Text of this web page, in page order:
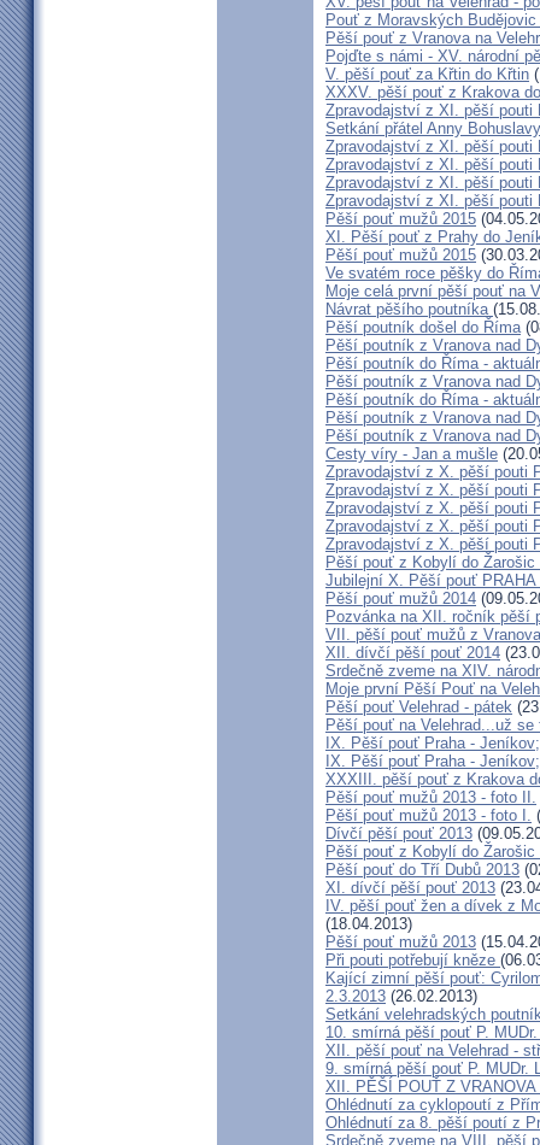
Pouť z Moravských
Pěší pouť z Vranova na
Pojďte s námi - XV. národní
V. pěší pouť za Křtin do Křtin
XXXV. pěší pouť z Krakova
Zpravodajství z XI. pěší pouti
Setkání přátel Anny
Zpravodajství z XI. pěší pouti
Zpravodajství z XI. pěší pouti
Zpravodajství z XI. pěší pouti
Zpravodajství z XI. pěší pouti
Pěší pouť mužů 2015
XI. Pěší pouť z Prahy do
Pěší pouť mužů 2015
Ve svatém roce pěšky do
Moje celá první pěší pouť na
Návrat pěšího poutníka
Pěší poutník došel do Říma
Pěší poutník z Vranova nad
Pěší poutník do Říma -
Pěší poutník z Vranova nad
Pěší poutník do Říma -
Pěší poutník z Vranova nad
Pěší poutník z Vranova nad
Cesty víry - Jan a mušle
Zpravodajství z X. pěší pouti
Zpravodajství z X. pěší pouti
Zpravodajství z X. pěší pouti
Zpravodajství z X. pěší pouti
Zpravodajství z X. pěší pouti
Pěší pouť z Kobylí do Žarošic
Jubilejní X. Pěší pouť PRAHA
Pěší pouť mužů 2014
Pozvánka na XII. ročník pěší
VII. pěší pouť mužů z
XII. dívčí pěší pouť 2014
Srdečně zveme na XIV.
Moje první Pěší Pouť na
Pěší pouť Velehrad - pátek
Pěší pouť na Velehrad...už
IX. Pěší pouť Praha -
IX. Pěší pouť Praha -
XXXIII. pěší pouť z Krakova
Pěší pouť mužů 2013 - foto II.
Pěší pouť mužů 2013 - foto I.
Dívčí pěší pouť 2013
Pěší pouť z Kobylí do Žarošic
Pěší pouť do Tří Dubů 2013
XI. dívčí pěší pouť 2013
IV. pěší pouť žen a dívek z
(18.04.2013)
Pěší pouť mužů 2013
Při pouti potřebují kněze
Kající zimní pěší pouť:
2.3.2013 (26.02.2013)
Setkání velehradských
10. smírná pěší pouť P.
XII. pěší pouť na Velehrad -
9. smírná pěší pouť P. MUDr.
XII. PĚŠÍ POUŤ Z
Ohlédnutí za cyklopoutí z
Ohlédnutí za 8. pěší poutí z
Srdečně zveme na VIII. pěší